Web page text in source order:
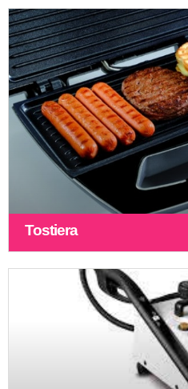
Tostiera